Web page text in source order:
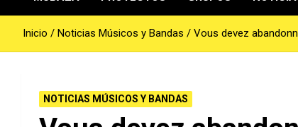
Inicio Noticias Músicos y Bandas Vous devez
NOTICIAS MÚSICOS Y BANDAS